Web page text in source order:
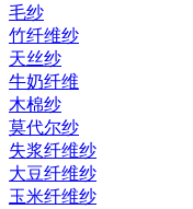
毛纱
竹纤维纱
天丝纱
牛奶纤维
木棉纱
莫代尔纱
失浆纤维纱
大豆纤维纱
玉米纤维纱